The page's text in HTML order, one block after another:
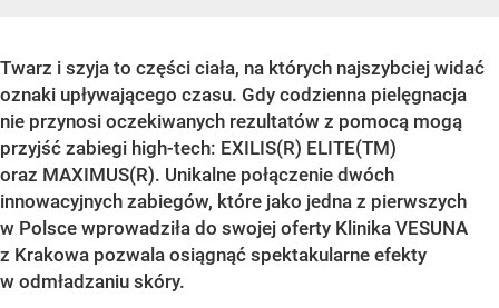
Twarz i szyja to części ciała, na których najszybciej widać
oznaki upływającego czasu. Gdy codzienna pielęgnacja
nie przynosi oczekiwanych rezultatów z pomocą mogą
przyjść zabiegi high-tech: EXILIS(R) ELITE(TM)
oraz MAXIMUS(R). Unikalne połączenie dwóch
innowacyjnych zabiegów, które jako jedna z pierwszych
w Polsce wprowadziła do swojej oferty Klinika VESUNA
z Krakowa pozwala osiągnąć spektakularne efekty
w odmładzaniu skóry.